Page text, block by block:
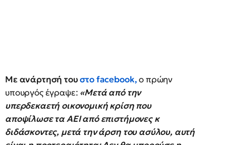
Με ανάρτησή τουστo facebook,ο πρώην
υπουργός έγραψε: «Μετά από την
υπερδεκαετή οικονομική κρίση που
αποψίλωσε τα ΑΕΙ από επιστήμονες κ
διδάσκοντες, μετά την άρση του ασύλου, αυτή